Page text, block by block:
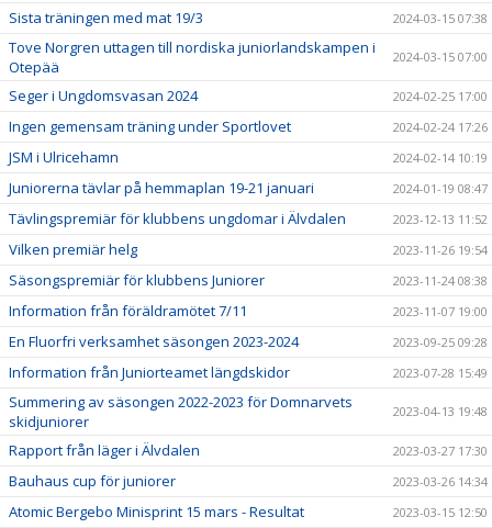
Sista träningen med mat 19/3 2024-03-15 07:38
Tove Norgren uttagen till nordiska juniorlandskampen i
Otepää
2024-03-15 07:00
Seger i Ungdomsvasan 2024 2024-02-25 17:00
Ingen gemensam träning under Sportlovet 2024-02-24 17:26
JSM i Ulricehamn 2024-02-14 10:19
Juniorerna tävlar på hemmaplan 19-21 januari 2024-01-19 08:47
Tävlingspremiär för klubbens ungdomar i Älvdalen 2023-12-13 11:52
Vilken premiär helg 2023-11-26 19:54
Säsongspremiär för klubbens Juniorer 2023-11-24 08:38
Information från föräldramötet 7/11 2023-11-07 19:00
En Fluorfri verksamhet säsongen 2023-2024 2023-09-25 09:28
Information från Juniorteamet längdskidor 2023-07-28 15:49
Summering av säsongen 2022-2023 för Domnarvets
skidjuniorer
2023-04-13 19:48
Rapport från läger i Älvdalen 2023-03-27 17:30
Bauhaus cup för juniorer 2023-03-26 14:34
Atomic Bergebo Minisprint 15 mars - Resultat 2023-03-15 12:50